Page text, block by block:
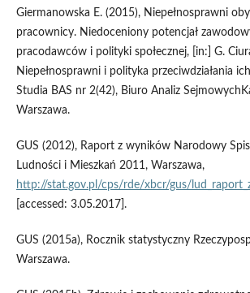
Giermanowska E. (2015), Niepełnosprawni
pracownicy. Niedoceniony potencjał
pracodawców i polityki społecznej, [in:] G.
Niepełnosprawni i polityka przeciwdziałania
Studia BAS nr 2(42), Biuro Analiz
Warszawa.
GUS (2012), Raport z wyników Narodowy
Ludności i Mieszkań 2011, Warszawa,
http://stat.gov.pl/cps/rde/xbcr/gus/
[accessed: 3.05.2017].
GUS (2015a), Rocznik statystyczny
Warszawa.